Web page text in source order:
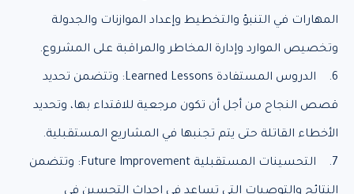
المهارات في التنبؤ والتخطيط وإعداد الموازنات والجدولة
وتخصيص الموارد وإدارة المخاطر والمراقبة على المشروع.
6. الدروس المستفادة Learned Lessons: وتتضمن تحديد
قصص النجاح من أجل أن تكون مرجعية للاقتداء بها، وتحديد
الأخطاء القاتلة حتى يتم تجنبها في المشاريع المستقبلية.
7. التحسينات المستقبلية Future Improvement: وتتضمن
النتائج والتوصيات التي تساعد في إحداث التحسين في